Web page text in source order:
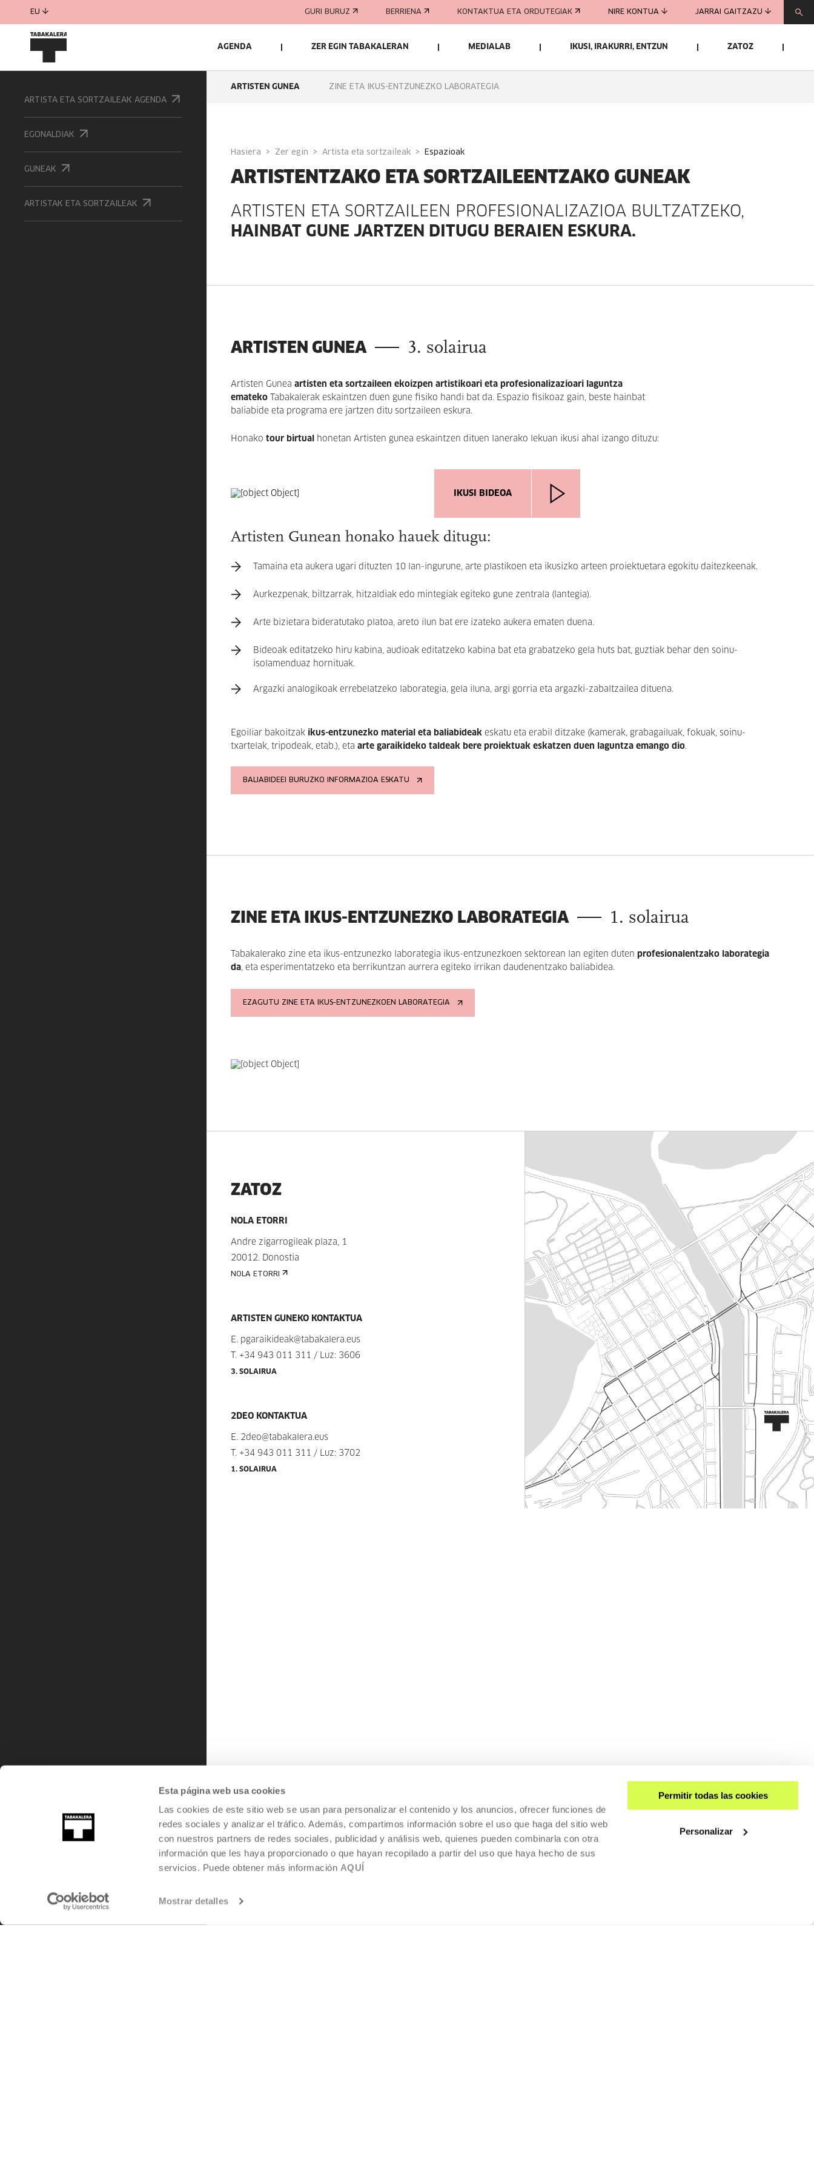
Esta página web usa cookies
Las cookies de este sitio web se usan para personalizar el contenido y los anuncios, ofrecer funciones de
redes sociales y analizar el tráfico. Además, compartimos información sobre el uso que haga del sitio web
con nuestros partners de redes sociales, publicidad y análisis web, quienes pueden combinarla con otra
información que les haya proporcionado o que hayan recopilado a partir del uso que haya hecho de sus
servicios. Puede obtener más información AQUÍ
Mostrar detalles
Permitir todas las cookies
Personalizar
EU GURI BURUZ BERRIENA KONTAKTUA ETA ORDUTEGIAK NIRE KONTUA JARRAI GAITZAZU
AGENDA ZER EGIN TABAKALERAN MEDIALAB IKUSI, IRAKURRI, ENTZUN ZATOZ
ARTISTA ETA SORTZAILEAK AGENDA
EGONALDIAK
GUNEAK
ARTISTAK ETA SORTZAILEAK
ARTISTEN GUNEA ZINE ETA IKUS-ENTZUNEZKO LABORATEGIA
Hasiera Zer egin Artista eta sortzaileak espazioak
ARTISTENTZAKO ETA SORTZAILEENTZAKO GUNEAK
ARTISTEN ETA SORTZAILEEN PROFESIONALIZAZIOA BULTZATZEKO,
HAINBAT GUNE JARTZEN DITUGU BERAIEN ESKURA.
ARTISTEN GUNEA 3. solairua
Artisten Guneaartisten eta sortzaileen ekoizpen artistikoari eta profesionalizazioari laguntza
emateko
Tabakalerak eskaintzen duen gune fisiko handi bat da. Espazio fisikoaz gain, beste hainbat
baliabide eta programa ere jartzen ditu sortzaileen eskura.
Honakotour birtual honetan Artisten gunea eskaintzen dituen lanerako lekuan ikusi ahal izango dituzu:
IKUSI BIDEOA
Artisten Gunean honako hauek ditugu:
Tamaina eta aukera ugari dituzten 10 lan-ingurune, arte plastikoen eta ikusizko arteen proiektuetara egokitu daitezkeenak.
Aurkezpenak, biltzarrak, hitzaldiak edo mintegiak egiteko gune zentrala (lantegia).
Arte bizietara bideratutako platoa, areto ilun bat ere izateko aukera ematen duena.
Bideoak editatzeko hiru kabina, audioak editatzeko kabina bat eta grabatzeko gela huts bat, guztiak behar den soinu-
isolamenduaz hornituak.
Argazki analogikoak errebelatzeko laborategia, gela iluna, argi gorria eta argazki-zabaltzailea dituena.
Egoiliar bakoitzak ikus-entzunezko material eta baliabideak eskatu eta erabil ditzake (kamerak, grabagailuak, fokuak, soinu-
txartelak, tripodeak, etab.), etaarte garaikideko taldeak bere proiektuak eskatzen duen laguntza emango dio.
BALIABIDEEI BURUZKO INFORMAZIOA ESKATU
ZINE ETA IKUS-ENTZUNEZKO LABORATEGIA 1. solairua
Tabakalerako zine eta ikus-entzunezko laborategia ikus-entzunezkoen sektorean lan egiten duten profesionalentzako laborategia
da, eta esperimentatzeko eta berrikuntzan aurrera egiteko irrikan daudenentzako baliabidea.
EZAGUTU ZINE ETA IKUS-ENTZUNEZKOEN LABORATEGIA
ZATOZ
NOLA ETORRI
Andre zigarrogileak plaza, 1
20012. Donostia
NOLA ETORRI
ARTISTEN GUNEKO KONTAKTUA
E. pgaraikideak@tabakalera.eus
T. +34 943 011 311 / Luz: 3606
3. SOLAIRUA
2DEO KONTAKTUA
E. 2deo@tabakalera.eus
T. +34 943 011 311 / Luz: 3702
1. SOLAIRUA